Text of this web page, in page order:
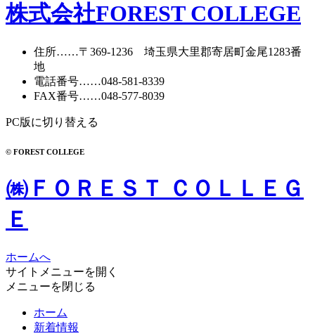
株式会社FOREST COLLEGE
住所……〒369-1236 埼玉県大里郡寄居町金尾1283番
地
電話番号……048-581-8339
FAX番号……048-577-8039
PC版に切り替える
© FOREST COLLEGE
㈱ＦＯＲＥＳＴ ＣＯＬＬＥＧ
Ｅ
ホームへ
サイトメニューを開く
メニューを閉じる
ホーム
新着情報